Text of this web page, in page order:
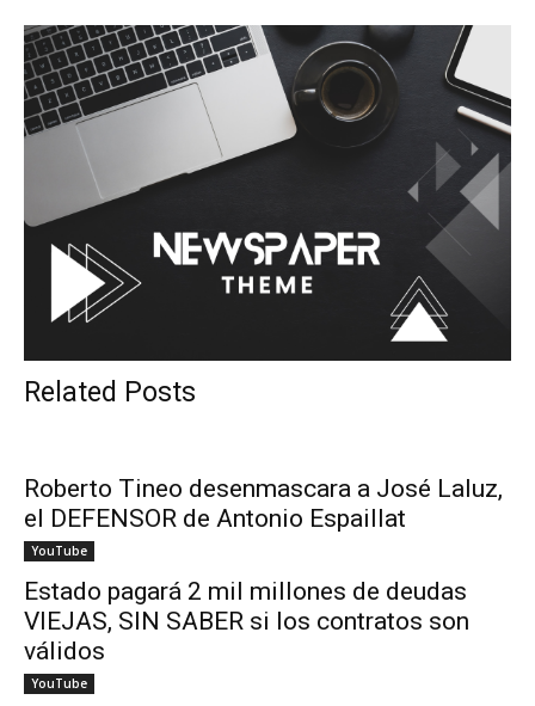
Related Posts
Roberto Tineo desenmascara a José Laluz,
el DEFENSOR de Antonio Espaillat
YouTube
Estado pagará 2 mil millones de deudas
VIEJAS, SIN SABER si los contratos son
válidos
YouTube